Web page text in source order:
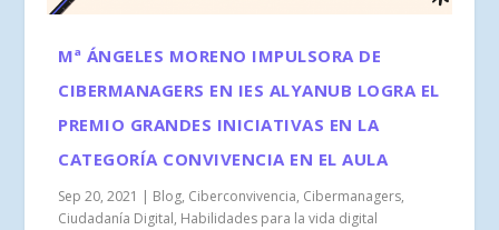
Mª ÁNGELES MORENO IMPULSORA DE
CIBERMANAGERS EN IES ALYANUB LOGRA EL
PREMIO GRANDES INICIATIVAS EN LA
CATEGORÍA CONVIVENCIA EN EL AULA
Sep 20, 2021 | Blog, Ciberconvivencia, Cibermanagers,
Ciudadanía Digital, Habilidades para la vida digital